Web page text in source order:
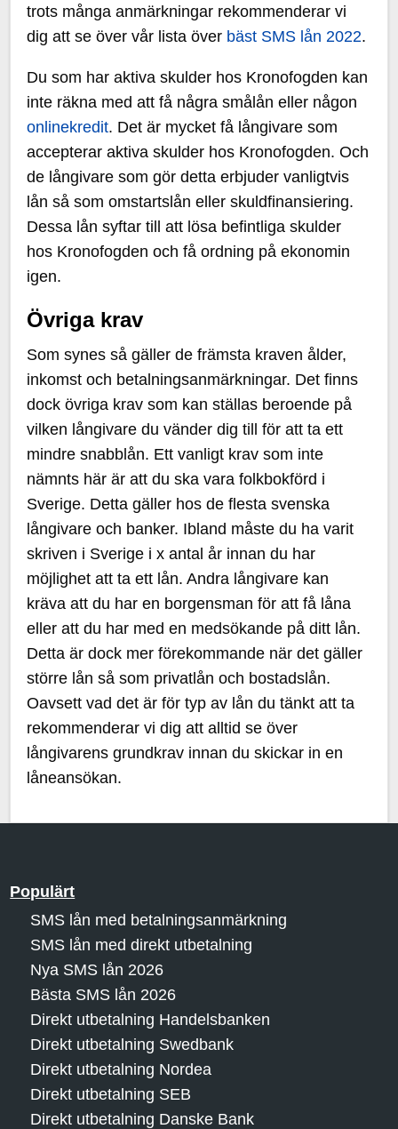
trots många anmärkningar rekommenderar vi
dig att se över vår lista över bäst SMS lån 2022.
Du som har aktiva skulder hos Kronofogden kan
inte räkna med att få några smålån eller någon
onlinekredit. Det är mycket få långivare som
accepterar aktiva skulder hos Kronofogden. Och
de långivare som gör detta erbjuder vanligtvis
lån så som omstartslån eller skuldfinansiering.
Dessa lån syftar till att lösa befintliga skulder
hos Kronofogden och få ordning på ekonomin
igen.
Övriga krav
Som synes så gäller de främsta kraven ålder,
inkomst och betalningsanmärkningar. Det finns
dock övriga krav som kan ställas beroende på
vilken långivare du vänder dig till för att ta ett
mindre snabblån. Ett vanligt krav som inte
nämnts här är att du ska vara folkbokförd i
Sverige. Detta gäller hos de flesta svenska
långivare och banker. Ibland måste du ha varit
skriven i Sverige i x antal år innan du har
möjlighet att ta ett lån. Andra långivare kan
kräva att du har en borgensman för att få låna
eller att du har med en medsökande på ditt lån.
Detta är dock mer förekommande när det gäller
större lån så som privatlån och bostadslån.
Oavsett vad det är för typ av lån du tänkt att ta
rekommenderar vi dig att alltid se över
långivarens grundkrav innan du skickar in en
låneansökan.
Populärt
SMS lån med betalningsanmärkning
SMS lån med direkt utbetalning
Nya SMS lån 2026
Bästa SMS lån 2026
Direkt utbetalning Handelsbanken
Direkt utbetalning Swedbank
Direkt utbetalning Nordea
Direkt utbetalning SEB
Direkt utbetalning Danske Bank